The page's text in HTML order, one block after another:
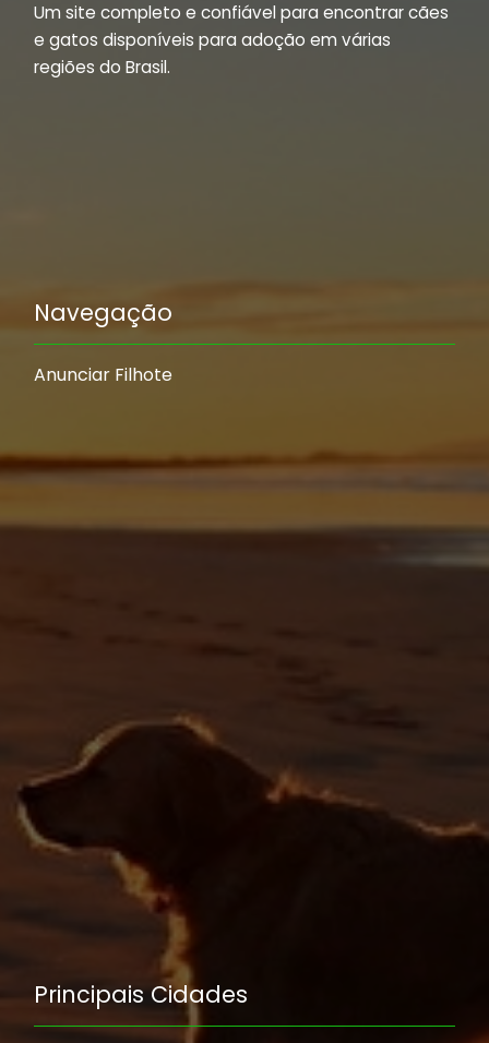
Um site completo e confiável para encontrar cães
e gatos disponíveis para adoção em várias
regiões do Brasil.
Navegação
Anunciar Filhote
Principais Cidades